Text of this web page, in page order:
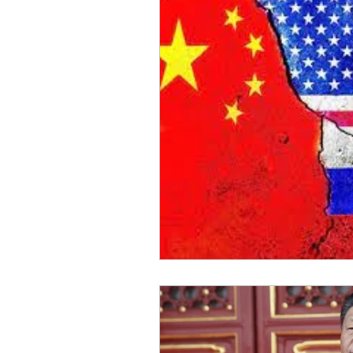
Sicurezza Nazionale
Indo-Pacifico Medio
Giappone India
Europa Covid-19